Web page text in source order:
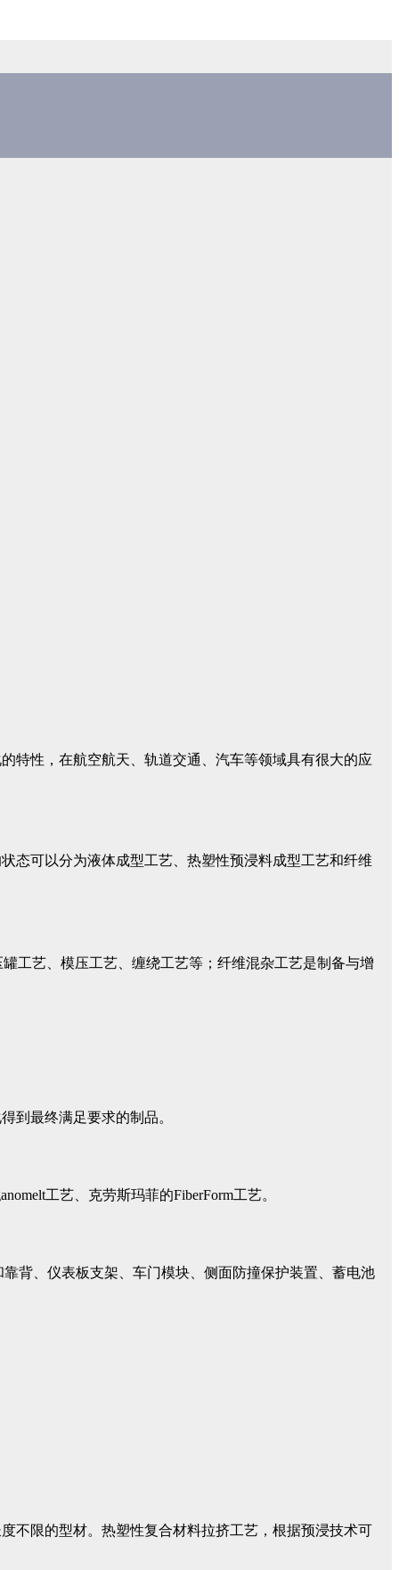
特性，在航空航天、轨道交通、汽车等领域具有很大的应
态可以分为液体成型工艺、热塑性预浸料成型工艺和纤维
工艺、模压工艺、缠绕工艺等；纤维混杂工艺是制备与增
到最终满足要求的制品。
工艺、克劳斯玛菲的FiberForm工艺。
背、仪表板支架、车门模块、侧面防撞保护装置、蓄电池
不限的型材。热塑性复合材料拉挤工艺，根据预浸技术可